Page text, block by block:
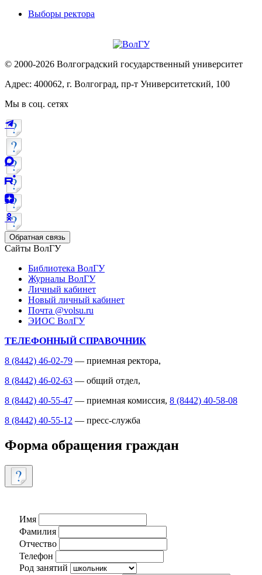
Выборы ректора
© 2000-2026 Волгоградский государственный университет
Адрес: 400062, г. Волгоград, пр-т Университетский, 100
Мы в соц. сетях
Обратная связь
Сайты ВолГУ
Библиотека ВолГУ
Журналы ВолГУ
Личный кабинет
Новый личный кабинет
Почта @volsu.ru
ЭИОС ВолГУ
ТЕЛЕФОННЫЙ СПРАВОЧНИК
8 (8442) 46-02-79 — приемная ректора,
8 (8442) 46-02-63 — общий отдел,
8 (8442) 40-55-47 — приемная комиссия, 8 (8442) 40-58-08
8 (8442) 40-55-12 — пресс-служба
Форма обращения граждан
Имя
Фамилия
Отчество
Телефон
Род занятий